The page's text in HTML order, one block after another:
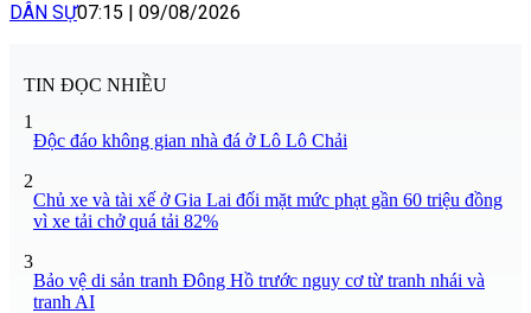
DÂN SỰ07:15 09/08/2026
TIN ĐỌC NHIỀU
1
Độc đáo không gian nhà đá ở Lô Lô Chải
2
Chủ xe và tài xế ở Gia Lai đối mặt mức phạt gần 60 triệu đồng
vì xe tải chở quá tải 82%
3
Bảo vệ di sản tranh Đông Hồ trước nguy cơ từ tranh nhái và
tranh AI